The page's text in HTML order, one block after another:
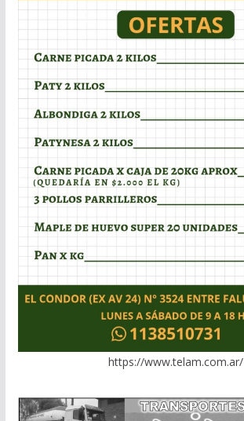
https://www.telam.com.ar/